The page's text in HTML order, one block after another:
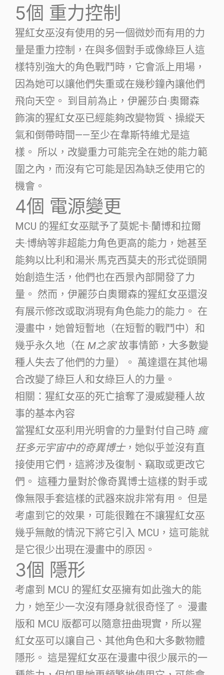
5個 重力控制
猩紅女巫沒有使用的另一個微妙而有用的力
量是重力控制，在與多個對手或像綠巨人這
樣特別強大的角色戰鬥時，它會派上用場，
因為她可以讓他們失重或在幾秒鐘內讓他們
飛向天空。 到目前為止，伊麗莎白·奧爾森
飾演的猩紅女巫已經能夠改變物質、操縱天
氣和倒帶時間——至少在韋斯特維尤是這
樣。 所以，改變重力可能完全在她的能力範
圍之內，而沒有它可能是因為缺乏使用它的
機會。
4個 電源變更
MCU 的猩紅女巫賦予了莫妮卡·蘭博和拉爾
夫·博納等非超能力角色更高的能力，她甚至
能夠以比利和湯米·馬克西莫夫的形式從頭開
始創造生活，他們也在西景內部開發了力
量。 然而，伊麗莎白奧爾森的猩紅女巫還沒
有展示修改或取消現有角色能力的能力。 在
漫畫中，她曾短暫地（在短暫的戰鬥中）和
幾乎永久地（在 M之家故事情節，大多數變
種人失去了他們的力量）。 萬達還在其他場
合改變了綠巨人和女綠巨人的力量。
相關：猩紅女巫的死亡搶奪了漫威變種人故
事的基本內容
當猩紅女巫利用光明會的力量對付自己時 瘋
狂多元宇宙中的奇異博士，她似乎並沒有直
接使用它們，這將涉及復制、竊取或更改它
們。 這種力量對於像奇異博士這樣的對手或
像無限手套這樣的武器來說非常有用。 但是
考慮到它的效果，可能很難在不讓猩紅女巫
幾乎無敵的情況下將它引入 MCU，這可能就
是它很少出現在漫畫中的原因。
3個 隱形
考慮到 MCU 的猩紅女巫擁有如此強大的能
力，她至少一次沒有隱身就很奇怪了。 漫畫
版和 MCU 版都可以隨意扭曲現實，所以猩
紅女巫可以讓自己、其他角色和大多數物體
隱形。 這是猩紅女巫在漫畫中很少展示的一